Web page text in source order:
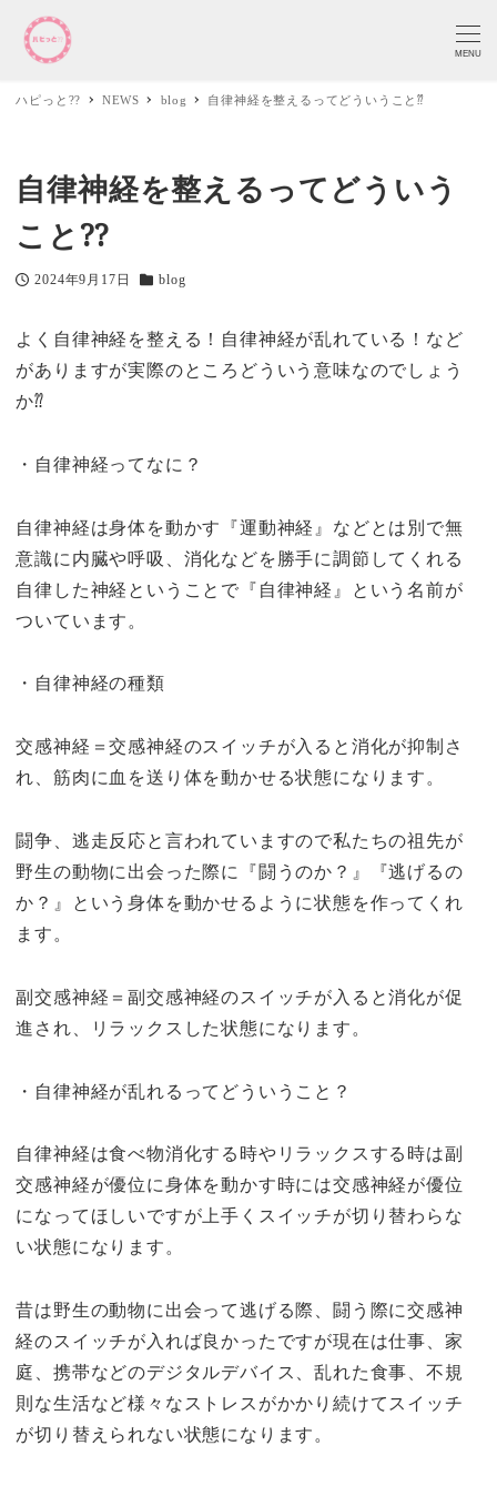
MENU
ハピっと?? NEWS blog 自律神経を整えるってどういうこと⁇
自律神経を整えるってどういう
こと⁇
投稿日
2024年9月17日
カテゴリー
blog
よく自律神経を整える！自律神経が乱れている！など
がありますが実際のところどういう意味なのでしょう
か⁇
・自律神経ってなに？
自律神経は身体を動かす『運動神経』などとは別で無
意識に内臓や呼吸、消化などを勝手に調節してくれる
自律した神経ということで『自律神経』という名前が
ついています。
・自律神経の種類
交感神経＝交感神経のスイッチが入ると消化が抑制さ
れ、筋肉に血を送り体を動かせる状態になります。
闘争、逃走反応と言われていますので私たちの祖先が
野生の動物に出会った際に『闘うのか？』『逃げるの
か？』という身体を動かせるように状態を作ってくれ
ます。
副交感神経＝副交感神経のスイッチが入ると消化が促
進され、リラックスした状態になります。
・自律神経が乱れるってどういうこと？
自律神経は食べ物消化する時やリラックスする時は副
交感神経が優位に身体を動かす時には交感神経が優位
になってほしいですが上手くスイッチが切り替わらな
い状態になります。
昔は野生の動物に出会って逃げる際、闘う際に交感神
経のスイッチが入れば良かったですが現在は仕事、家
庭、携帯などのデジタルデバイス、乱れた食事、不規
則な生活など様々なストレスがかかり続けてスイッチ
が切り替えられない状態になります。